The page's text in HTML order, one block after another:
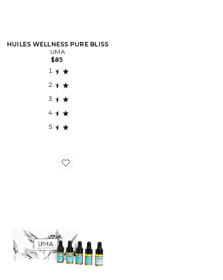
HUILES WELLNESS PURE BLISS
UMA
$85
Favorite Wellness Oil Trial Kit